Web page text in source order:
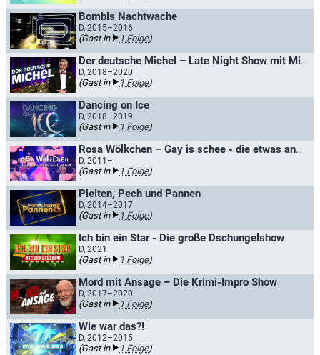
Bombis Nachtwache
D, 2015–2016
(Gast in 1 Folge)
Der deutsche Michel – Late Night Show mit Michel Abdollahi
D, 2018–2020
(Gast in 1 Folge)
Dancing on Ice
D, 2018–2019
(Gast in 1 Folge)
Rosa Wölkchen – Gay is schee - die etwas andere Fastnachtssitzung
D, 2011–
(Gast in 1 Folge)
Pleiten, Pech und Pannen
D, 2014–2017
(Gast in 1 Folge)
Ich bin ein Star - Die große Dschungelshow
D, 2021
(Gast in 1 Folge)
Mord mit Ansage – Die Krimi-Impro Show
D, 2017–2020
(Gast in 1 Folge)
Wie war das?!
D, 2012–2015
(Gast in 1 Folge)